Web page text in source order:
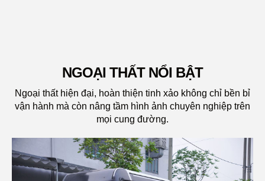
NGOẠI THẤT NỔI BẬT
Ngoại thất hiện đại, hoàn thiện tinh xảo không chỉ bền bỉ
vận hành mà còn nâng tầm hình ảnh chuyên nghiệp trên
mọi cung đường.
BỘ BODYKIT